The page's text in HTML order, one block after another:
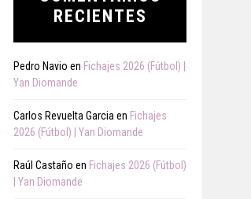
RECIENTES
Pedro Navio en Fichajes 2026 (Fútbol) |
Yan Diomande
Carlos Revuelta Garcia en Fichajes
2026 (Fútbol) | Yan Diomande
Raúl Castaño en Fichajes 2026 (Fútbol)
| Yan Diomande